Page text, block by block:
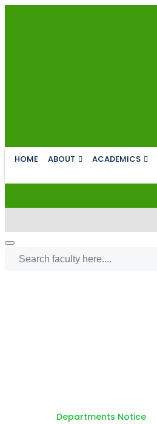
HOME ABOUT ACADEMICS
Departments Notice